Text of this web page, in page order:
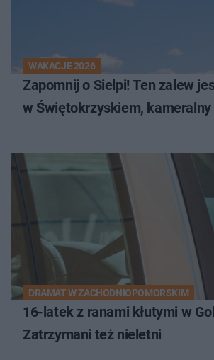
WAKACJE 2026
Zapomnij o Sielpi! Ten zalew
w Świętokrzyskiem,
DRAMAT W ZACHODNIOPOMORSKIM
16-latek z ranami kłutymi w
Zatrzymani też nieletni